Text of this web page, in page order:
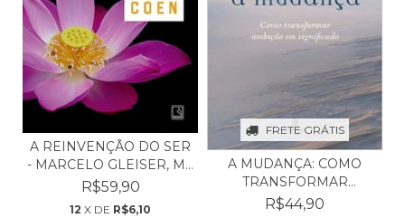
A REINVENÇÃO DO SER
- MARCELO GLEISER, M...
R$59,90
12 X DE R$6,10
FRETE GRÁTIS
A MUDANÇA: COMO
TRANSFORMAR
AMBIÇÃO EM S...
R$44,90